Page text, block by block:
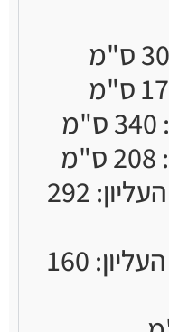
אורך הבריכה בחלק העליון: 292
רוחב הבריכה בחלק העליון: 160